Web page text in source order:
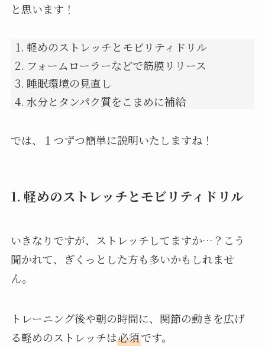
と思います！
軽めのストレッチとモビリティドリル
フォームローラーなどで筋膜リリース
睡眠環境の見直し
水分とタンパク質をこまめに補給
では、１つずつ簡単に説明いたしますね！
1. 軽めのストレッチとモビリティドリル
いきなりですが、ストレッチしてますか…？こう
聞かれて、ぎくっとした方も多いかもしれませ
ん。
トレーニング後や朝の時間に、関節の動きを広げ
る軽めのストレッチは必須です。